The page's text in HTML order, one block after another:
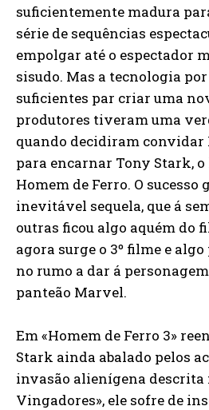
suficientemente madura
série de sequências
empolgar até o espectador
sisudo. Mas a tecnologia
suficientes par criar uma
produtores tiveram uma
quando decidiram convidar
para encarnar Tony Stark, o
Homem de Ferro. O
inevitável sequela, que á
outras ficou algo aquém do
agora surge o 3º filme e
no rumo a dar á
panteão Marvel.
Em «Homem de Ferro 3»
Stark ainda abalado pelos
invasão alienígena descrita
Vingadores», ele sofre de